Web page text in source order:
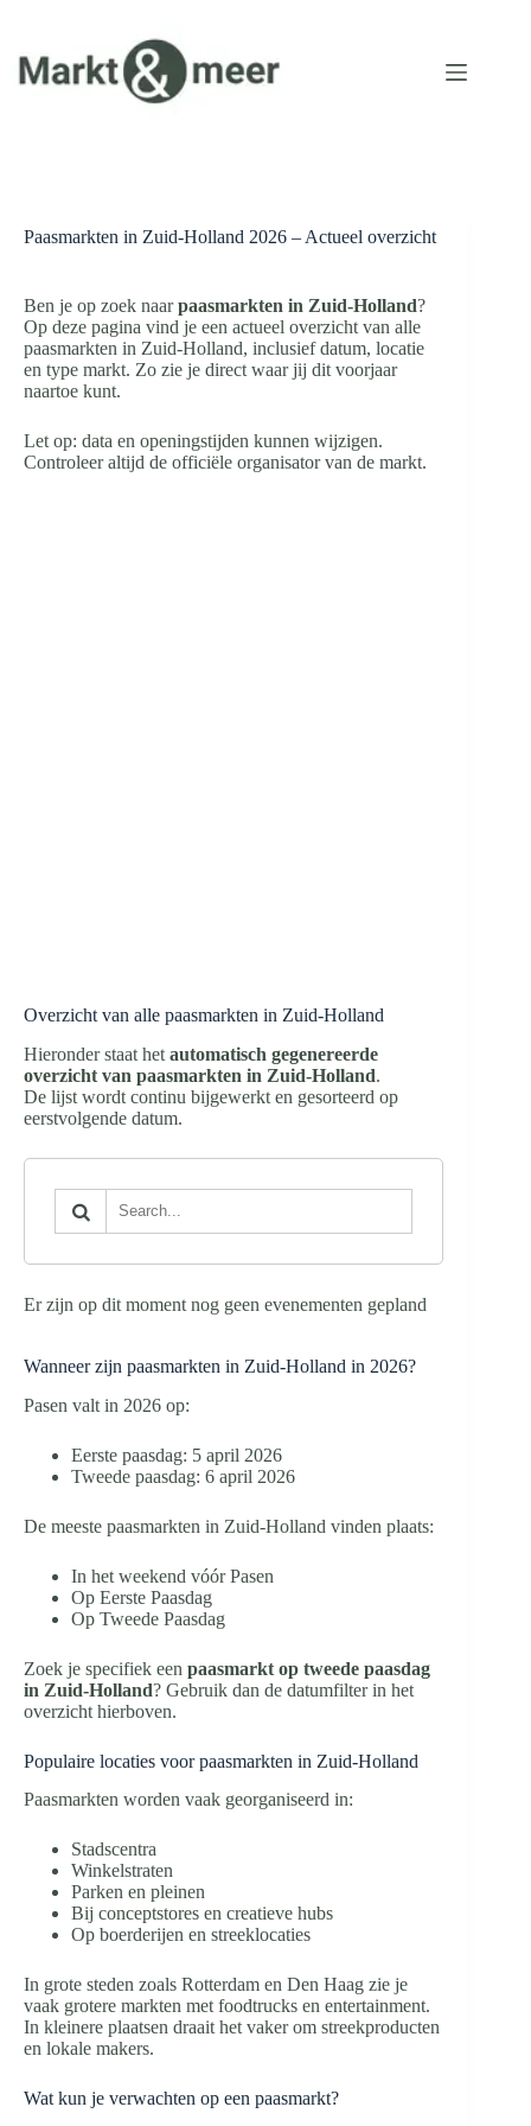
de
inhoud
Paasmarkten in Zuid-Holland 2026 – Actueel overzicht
Ben je op zoek naarpaasmarkten in Zuid-Holland?
Op deze pagina vind je een actueel overzicht van alle
paasmarkten in Zuid-Holland, inclusief datum, locatie
en type markt. Zo zie je direct waar jij dit voorjaar
naartoe kunt.
Let op: data en openingstijden kunnen wijzigen.
Controleer altijd de officiële organisator van de markt.
Overzicht van alle paasmarkten in Zuid-Holland
Hieronder staat het automatisch gegenereerde
overzicht van paasmarkten in Zuid-Holland.
De lijst wordt continu bijgewerkt en gesorteerd op
eerstvolgende datum.
Er zijn op dit moment nog geen evenementen gepland
Wanneer zijn paasmarkten in Zuid-Holland in 2026?
Pasen valt in 2026 op:
Eerste paasdag: 5 april 2026
Tweede paasdag: 6 april 2026
De meeste paasmarkten in Zuid-Holland vinden plaats:
In het weekend vóór Pasen
Op Eerste Paasdag
Op Tweede Paasdag
Zoek je specifiek een paasmarkt op tweede paasdag
in Zuid-Holland? Gebruik dan de datumfilter in het
overzicht hierboven.
Populaire locaties voor paasmarkten in Zuid-Holland
Paasmarkten worden vaak georganiseerd in:
Stadscentra
Winkelstraten
Parken en pleinen
Bij conceptstores en creatieve hubs
Op boerderijen en streeklocaties
In grote steden zoals Rotterdam en Den Haag zie je
vaak grotere markten met foodtrucks en entertainment.
In kleinere plaatsen draait het vaker om streekproducten
en lokale makers.
Wat kun je verwachten op een paasmarkt?